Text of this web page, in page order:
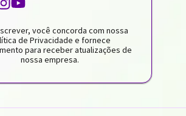
você concorda com nossa
de Privacidade e fornece
para receber atualizações de
nossa empresa.